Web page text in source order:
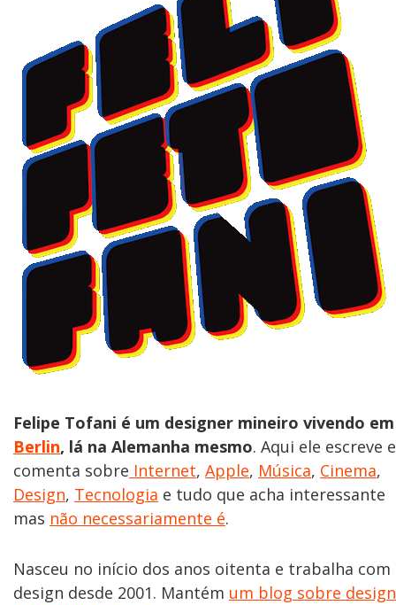
Felipe Tofani é um designer mineiro vivendo em
Berlin, lá na Alemanha mesmo. Aqui ele escreve e
comenta sobre Internet, Apple, Música, Cinema,
Design, Tecnologia e tudo que acha interessante
mas não necessariamente é.
Nasceu no início dos anos oitenta e trabalha com
design desde 2001. Mantém um blog sobre design